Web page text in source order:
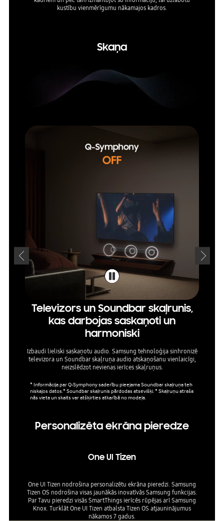
kustību vienmērīgumu nākamajos kadros.
Skaņa
Televizors un Soundbar skaļrunis,
kas darbojas saskaņoti un
harmoniski
Izbaudi lieliski saskaņotu audio. Samsung tehnoloģija sinhronizē
televizora un Soundbar skaļruņa audio atskaņošanu vienlaicīgi,
neizslēdzot nevienas ierīces skaļruņus.
* Informācija par Q-Symphony saderību pieejama Soundbar skaļruņa teh
niskajos datos.* Soundbar skaļrunis pārdodas atsevišķi. * Skaļruņu atraša
nās vieta un skaits var atšķirties atkarībā no modeļa.
Personalizēta ekrāna pieredze
One UI Tizen
One UI Tizen nodrošina personalizētu ekrāna pieredzi. Samsung
Tizen OS nodrošina visas jaunākās inovatīvās Samsung funkcijas.
Par Tavu pieredzi visās SmartThings ierīcēs rūpējas arī Samsung
Knox. Turklāt One UI Tizen atbalsta Tizen OS atjauninājumus
nākamos 7 gadus.